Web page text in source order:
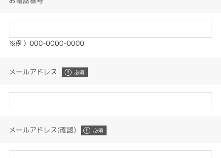
※例）000-0000-0000
メールアドレス
メールアドレス(確認)